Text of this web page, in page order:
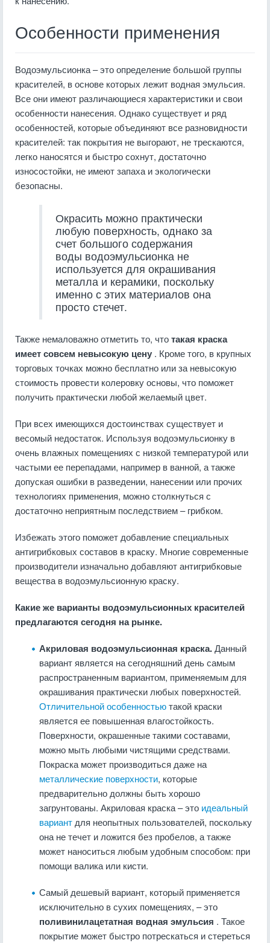
Особенности применения
Водоэмульсионка – это определение большой группы
красителей, в основе которых лежит водная эмульсия.
Все они имеют различающиеся характеристики и свои
особенности нанесения. Однако существует и ряд
особенностей, которые объединяют все разновидности
красителей: так покрытия не выгорают, не трескаются,
легко наносятся и быстро сохнут, достаточно
износостойки, не имеют запаха и экологически
безопасны.
Окрасить можно практически
любую поверхность, однако за
счет большого содержания
воды водоэмульсионка не
используется для окрашивания
металла и керамики, поскольку
именно с этих материалов она
просто стечет.
Также немаловажно отметить то, чтотакая краска
имеет совсем невысокую цену . Кроме того, в крупных
торговых точках можно бесплатно или за невысокую
стоимость провести колеровку основы, что поможет
получить практически любой желаемый цвет.
При всех имеющихся достоинствах существует и
весомый недостаток. Используя водоэмульсионку в
очень влажных помещениях с низкой температурой или
частыми ее перепадами, например в ванной, а также
допуская ошибки в разведении, нанесении или прочих
технологиях применения, можно столкнуться с
достаточно неприятным последствием – грибком.
Избежать этого поможет добавление специальных
антигрибковых составов в краску. Многие современные
производители изначально добавляют антигрибковые
вещества в водоэмульсионную краску.
Какие же варианты водоэмульсионных красителей
предлагаются сегодня на рынке.
Акриловая водоэмульсионная краска.Данный
вариант является на сегодняшний день самым
распространенным вариантом, применяемым для
окрашивания практически любых поверхностей.
Отличительной особенностьютакой краски
является ее повышенная влагостойкость.
Поверхности, окрашенные такими составами,
можно мыть любыми чистящими средствами.
Покраска может производиться даже на
металлические поверхности, которые
предварительно должны быть хорошо
загрунтованы. Акриловая краска – это идеальный
вариант для неопытных пользователей, поскольку
она не течет и ложится без пробелов, а также
может наноситься любым удобным способом: при
помощи валика или кисти.
Самый дешевый вариант, который применяется
исключительно в сухих помещениях, – это
поливинилацетатная водная эмульсия . Такое
покрытие может быстро потрескаться и стереться